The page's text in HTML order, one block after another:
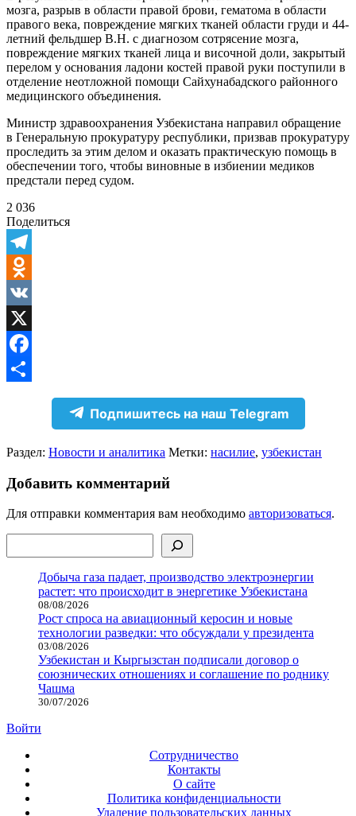
мозга, разрыв в области правой брови, гематома в области
правого века, повреждение мягких тканей области груди и 44-
летний фельдшер В.Н. с диагнозом сотрясение мозга,
повреждение мягких тканей лица и височной доли, закрытый
перелом у основания ладони костей правой руки поступили в
отделение неотложной помощи Сайхунабадского районного
медицинского объединения.
Министр здравоохранения Узбекистана направил обращение
в Генеральную прокуратуру республики, призвав прокуратуру
проследить за этим делом и оказать практическую помощь в
обеспечении того, чтобы виновные в избиении медиков
предстали перед судом.
2 036
Поделиться
Telegram
Odnoklassniki
VK
X
Facebook
Подпишитесь на наш Telegram
Раздел: Новости и аналитика Метки: насилие, узбекистан
Добавить комментарий
Для отправки комментария вам необходимо авторизоваться.
Добыча газа падает, производство электроэнергии
растет: что происходит в энергетике Узбекистана
08/08/2026
Рост спроса на авиационный керосин и новые
технологии разведки: что обсуждали у президента
03/08/2026
Узбекистан и Кыргызстан подписали договор о
союзнических отношениях и соглашение по роднику
Чашма
30/07/2026
Войти
Сотрудничество
Контакты
О сайте
Политика конфиденциальности
Удаление пользовательских данных